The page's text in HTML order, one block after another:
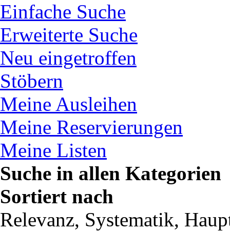
Einfache Suche
Erweiterte Suche
Neu eingetroffen
Stöbern
Meine Ausleihen
Meine Reservierungen
Meine Listen
Suche in allen Kategorien
Sortiert nach
Relevanz, Systematik,